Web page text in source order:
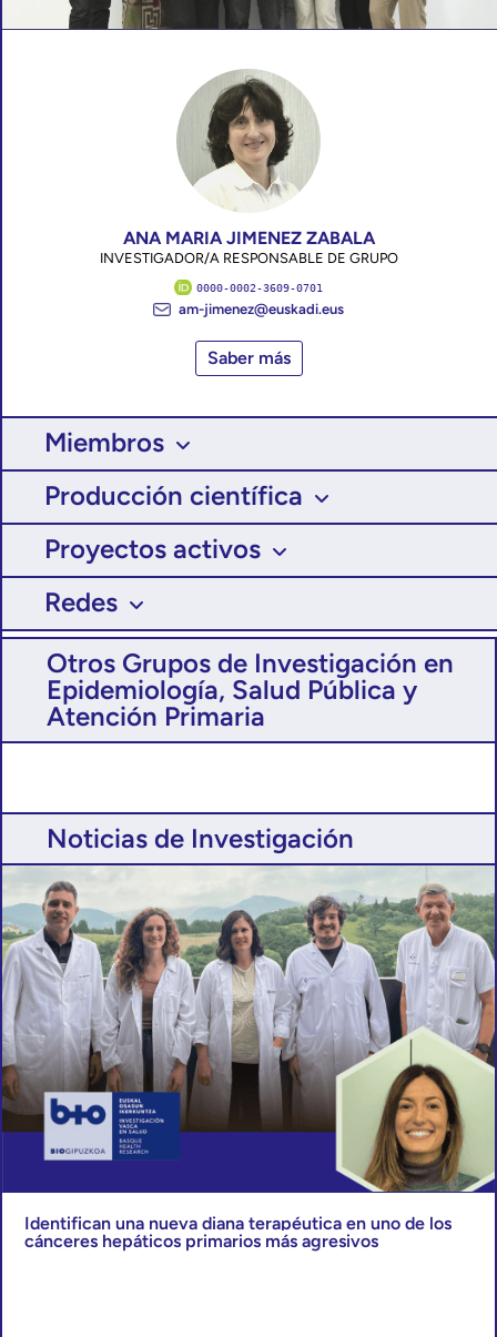
ANA MARIA JIMENEZ ZABALA
INVESTIGADOR/A RESPONSABLE DE GRUPO
0000-0002-3609-0701
am-jimenez@euskadi.eus
Saber más
Miembros
Producción científica
Proyectos activos
Redes
Otros Grupos de Investigación en
Epidemiología, Salud Pública y
Atención Primaria
Noticias de Investigación
Identifican una nueva diana terapéutica en uno de los
cánceres hepáticos primarios más agresivos